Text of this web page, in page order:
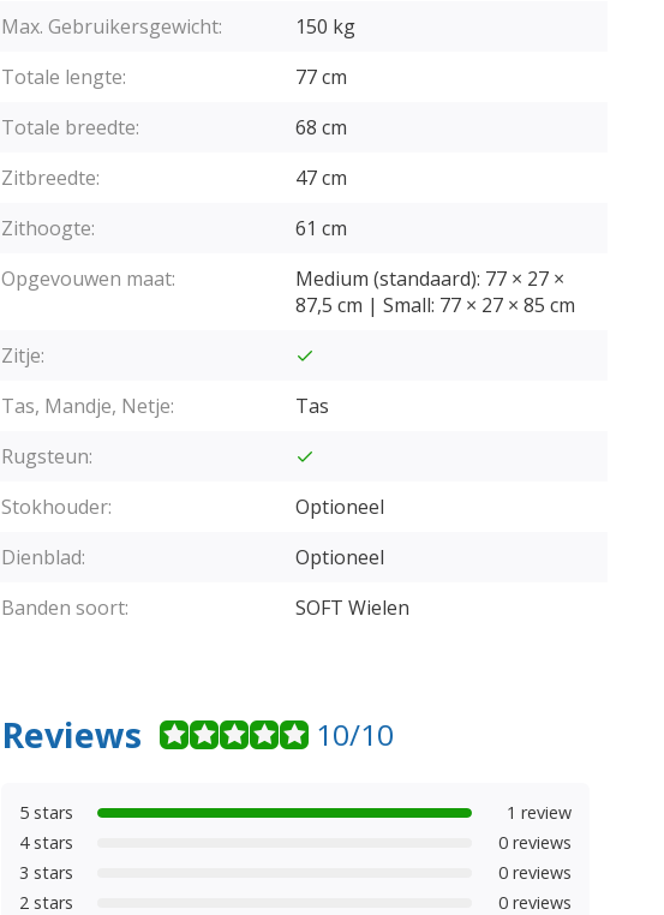
Max. Gebruikersgewicht:
150 kg
Totale lengte:
77 cm
Totale breedte:
68 cm
Zitbreedte:
47 cm
Zithoogte:
61 cm
Opgevouwen maat:
Medium (standaard): 77 × 27 ×
87,5 cm | Small: 77 × 27 × 85 cm
Zitje:
Tas, Mandje, Netje:
Tas
Rugsteun:
Stokhouder:
Optioneel
Dienblad:
Optioneel
Banden soort:
SOFT Wielen
Reviews 10/10
5 stars
1 review
4 stars
0 reviews
3 stars
0 reviews
2 stars
0 reviews